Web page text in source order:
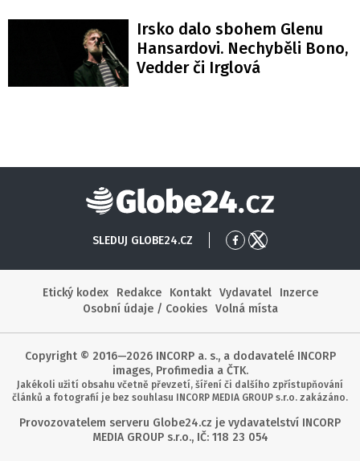
Irsko dalo sbohem Glenu
Hansardovi. Nechyběli Bono,
Vedder či Irglová
Globe24
SLEDUJ GLOBE24.CZ
PřejítPřejít
Etický kodex
Redakce Kontakt Vydavatel
Inzerce
Osobní údaje / Cookies
Volná místa
Copyright © 2016—2026 INCORP a. s., a dodavatelé INCORP
images, Profimedia a ČTK.
Jakékoli užití obsahu včetně převzetí, šíření či dalšího zpřístupňování
článků a fotografií je bez souhlasu INCORP MEDIA GROUP s.r.o. zakázáno.
Provozovatelem serveru Globe24.cz je vydavatelství INCORP
MEDIA GROUP s.r.o., IČ: 118 23 054